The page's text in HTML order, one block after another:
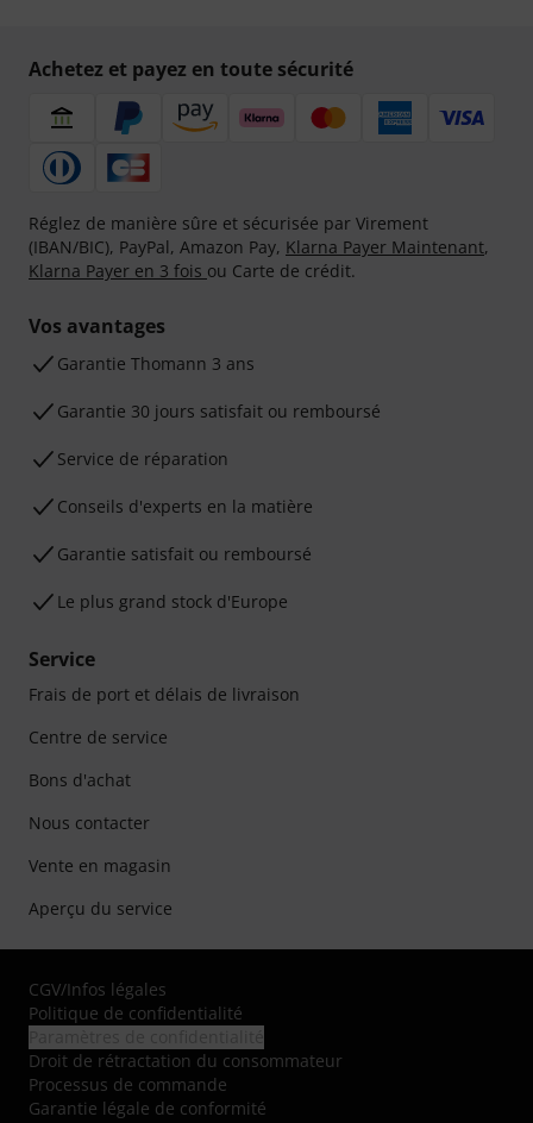
Achetez et payez en toute sécurité
Réglez de manière sûre et sécurisée par Virement
(IBAN/BIC), PayPal, Amazon Pay, Klarna Payer Maintenant,
Klarna Payer en 3 fois ou Carte de crédit.
Vos avantages
Ga­ran­tie Thomann 3 ans
Garantie 30 jours satisfait ou remboursé
Service de réparation
Conseils d'experts en la matière
Garantie satisfait ou remboursé
Le plus grand stock d'Europe
Service
Frais de port et délais de livraison
Centre de service
Bons d'achat
Nous contacter
Vente en magasin
Aperçu du service
CGV/Infos légales
Politique de confidentialité
Droit de rétractation du consommateur
Processus de commande
Garantie légale de conformité